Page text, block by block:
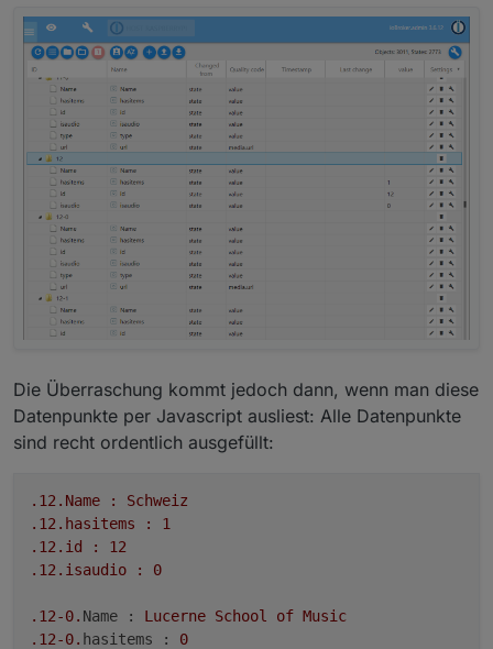
Die Überraschung kommt jedoch dann, wenn man diese
Datenpunkte per Javascript ausliest: Alle Datenpunkte
sind recht ordentlich ausgefüllt:
.12 .Name :
Schweiz
.12 .hasitems :
1
.12 .id :
12
.12 .isaudio : 0
.12-0. Name : Lucerne School of Music
.12-0. hasitems :
0